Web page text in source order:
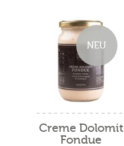
NEU
Creme Dolomit
Fondue